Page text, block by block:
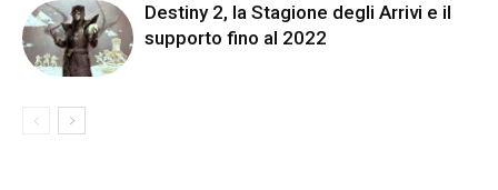
Destiny 2, la Stagione degli Arrivi e il
supporto fino al 2022